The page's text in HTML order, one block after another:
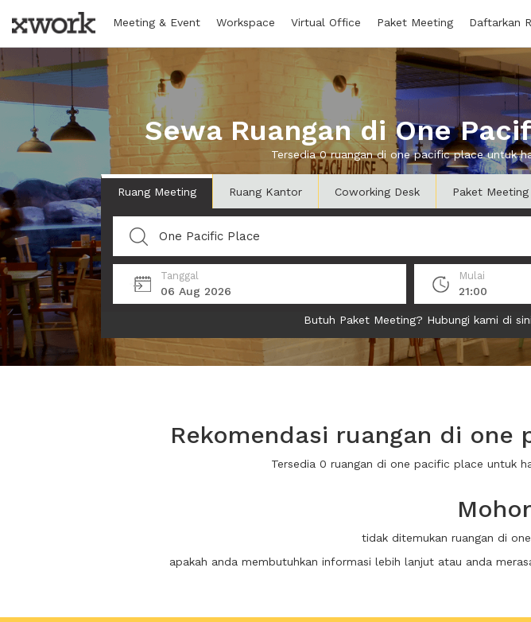
Meeting & Event Workspace Virtual Office Paket Meeting Daftarkan
Sewa Ruangan di One
Tersedia 0 ruangan di one pacific place untuk
Ruang Meeting Ruang Kantor Coworking Desk Paket Meeting
Tanggal
06 Aug 2026
Mulai
21:00
Butuh Paket Meeting? Hubungi kami di sini
Rekomendasi ruangan di
Tersedia 0 ruangan di one pacific place untuk
tidak ditemukan ruangan di
apakah anda membutuhkan informasi lebih lanjut atau anda